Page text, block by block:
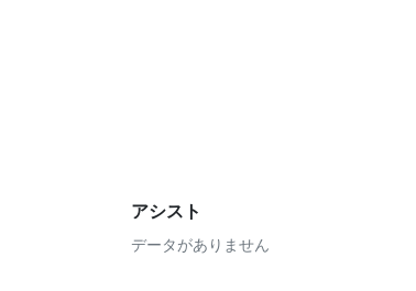
アシスト
データがありません